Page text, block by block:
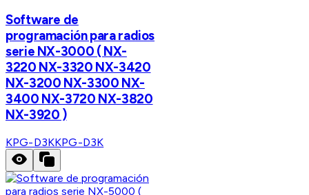
Software de
programación para radios
serie NX-3000 ( NX-
3220 NX-3320 NX-3420
NX-3200 NX-3300 NX-
3400 NX-3720 NX-3820
NX-3920 )
KPG-D3KKPG-D3K